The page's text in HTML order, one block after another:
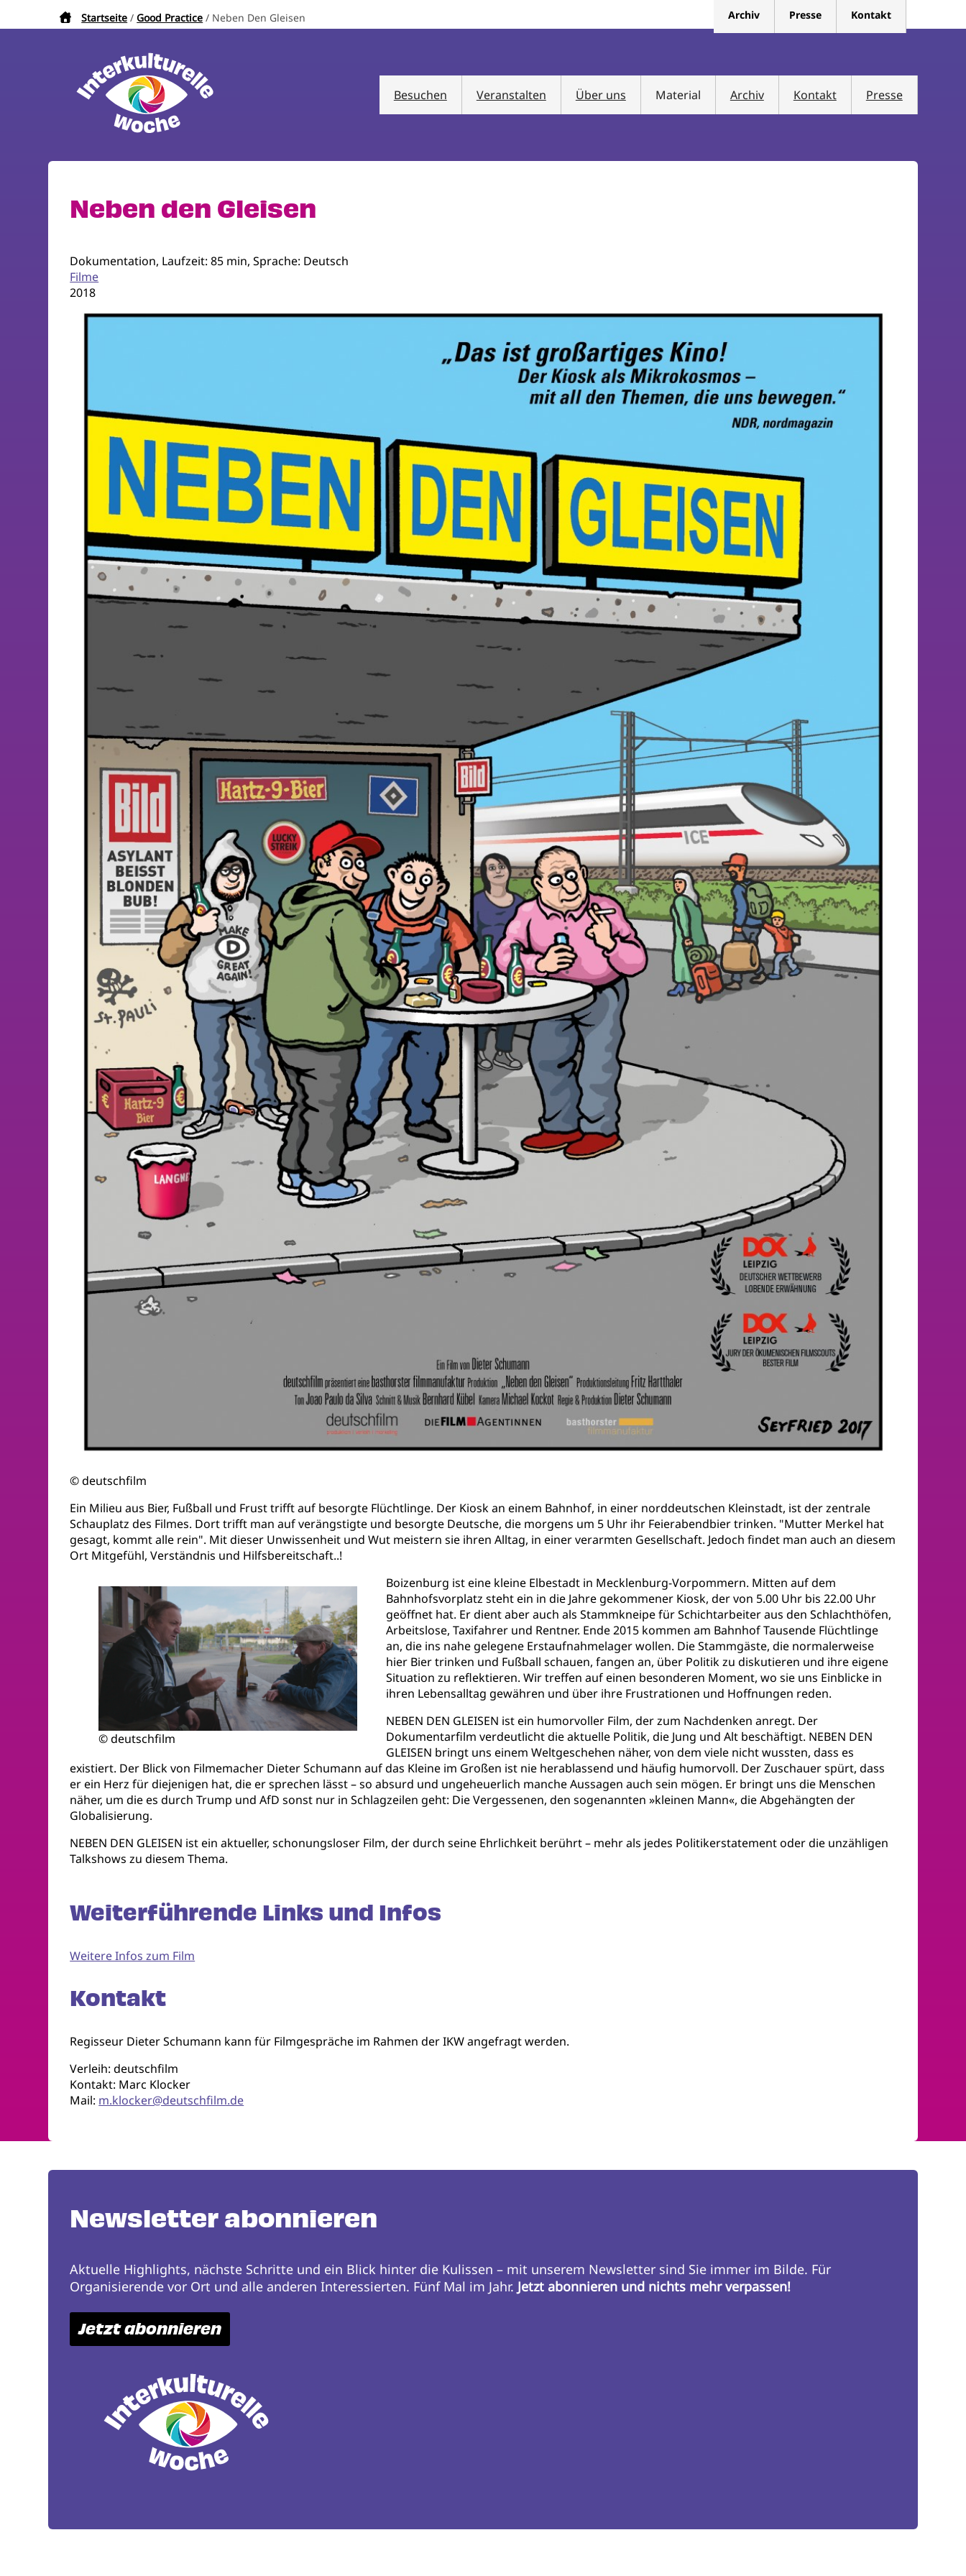
Pfadnavigation
Startseite Good Practice Neben Den Gleisen Archiv Presse Kontakt
Besuchen Veranstalten Über uns Material Archiv Kontakt Presse
Neben den Gleisen
Dokumentation, Laufzeit: 85 min, Sprache: Deutsch
Filme
2018
© deutschfilm
Ein Milieu aus Bier, Fußball und Frust trifft auf besorgte Flüchtlinge. Der Kiosk an einem Bahnhof, in einer norddeutschen Kleinstadt, ist der zentrale
Schauplatz des Filmes. Dort trifft man auf verängstigte und besorgte Deutsche, die morgens um 5 Uhr ihr Feierabendbier trinken. "Mutter Merkel hat
gesagt, kommt alle rein". Mit dieser Unwissenheit und Wut meistern sie ihren Alltag, in einer verarmten Gesellschaft. Jedoch findet man auch an diesem
Ort Mitgefühl, Verständnis und Hilfsbereitschaft..!
© deutschfilm
Boizenburg ist eine kleine Elbestadt in Mecklenburg-Vorpommern. Mitten auf dem
Bahnhofsvorplatz steht ein in die Jahre gekommener Kiosk, der von 5.00 Uhr bis 22.00 Uhr
geöffnet hat. Er dient aber auch als Stammkneipe für Schichtarbeiter aus den Schlachthöfen,
Arbeitslose, Taxifahrer und Rentner. Ende 2015 kommen am Bahnhof Tausende Flüchtlinge
an, die ins nahe gelegene Erstaufnahmelager wollen. Die Stammgäste, die normalerweise
hier Bier trinken und Fußball schauen, fangen an, über Politik zu diskutieren und ihre eigene
Situation zu reflektieren. Wir treffen auf einen besonderen Moment, wo sie uns Einblicke in
ihren Lebensalltag gewähren und über ihre Frustrationen und Hoffnungen reden.
NEBEN DEN GLEISEN ist ein humorvoller Film, der zum Nachdenken anregt. Der
Dokumentarfilm verdeutlicht die aktuelle Politik, die Jung und Alt beschäftigt. NEBEN DEN
GLEISEN bringt uns einem Weltgeschehen näher, von dem viele nicht wussten, dass es
existiert. Der Blick von Filmemacher Dieter Schumann auf das Kleine im Großen ist nie herablassend und häufig humorvoll. Der Zuschauer spürt, dass
er ein Herz für diejenigen hat, die er sprechen lässt – so absurd und ungeheuerlich manche Aussagen auch sein mögen. Er bringt uns die Menschen
näher, um die es durch Trump und AfD sonst nur in Schlagzeilen geht: Die Vergessenen, den sogenannten »kleinen Mann«, die Abgehängten der
Globalisierung.
NEBEN DEN GLEISEN ist ein aktueller, schonungsloser Film, der durch seine Ehrlichkeit berührt – mehr als jedes Politikerstatement oder die unzähligen
Talkshows zu diesem Thema.
Weiterführende Links und Infos
Weitere Infos zum Film
Kontakt
Regisseur Dieter Schumann kann für Filmgespräche im Rahmen der IKW angefragt werden.
Verleih: deutschfilm
Kontakt: Marc Klocker
Mail: m.klocker@deutschfilm.de
Newsletter abonnieren
Aktuelle Highlights, nächste Schritte und ein Blick hinter die Kulissen – mit unserem Newsletter sind Sie immer im Bilde. Für
Organisierende vor Ort und alle anderen Interessierten. Fünf Mal im Jahr. Jetzt abonnieren und nichts mehr verpassen!
Jetzt abonnieren